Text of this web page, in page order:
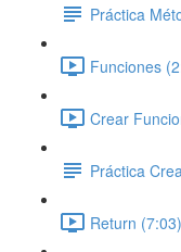
Práctica
Funciones
Crear
Práctica
Return (7:03)